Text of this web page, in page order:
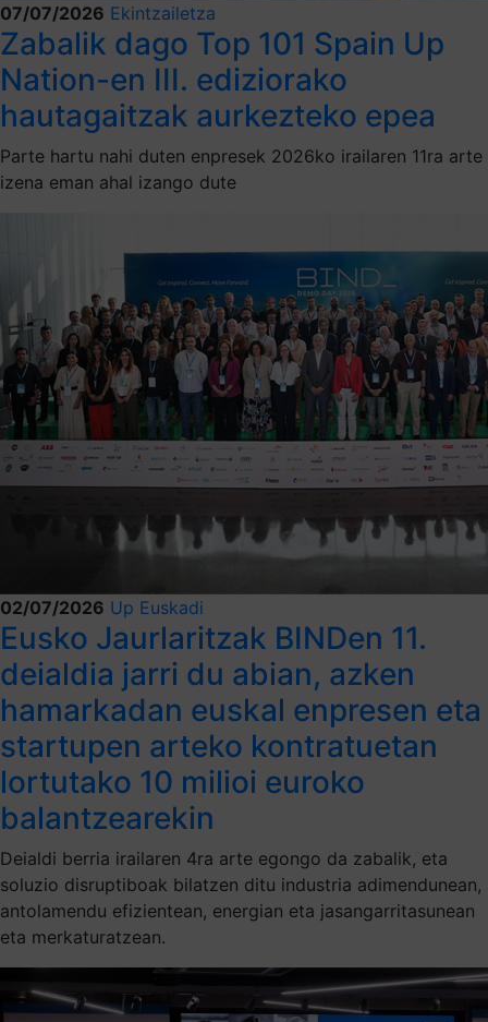
07/07/2026 Ekintzailetza
Zabalik dago Top 101 Spain Up
Nation-en III. ediziorako
hautagaitzak aurkezteko epea
Parte hartu nahi duten enpresek 2026ko irailaren 11ra arte
izena eman ahal izango dute
02/07/2026 Up Euskadi
Eusko Jaurlaritzak BINDen 11.
deialdia jarri du abian, azken
hamarkadan euskal enpresen eta
startupen arteko kontratuetan
lortutako 10 milioi euroko
balantzearekin
Deialdi berria irailaren 4ra arte egongo da zabalik, eta
soluzio disruptiboak bilatzen ditu industria adimendunean,
antolamendu efizientean, energian eta jasangarritasunean
eta merkaturatzean.